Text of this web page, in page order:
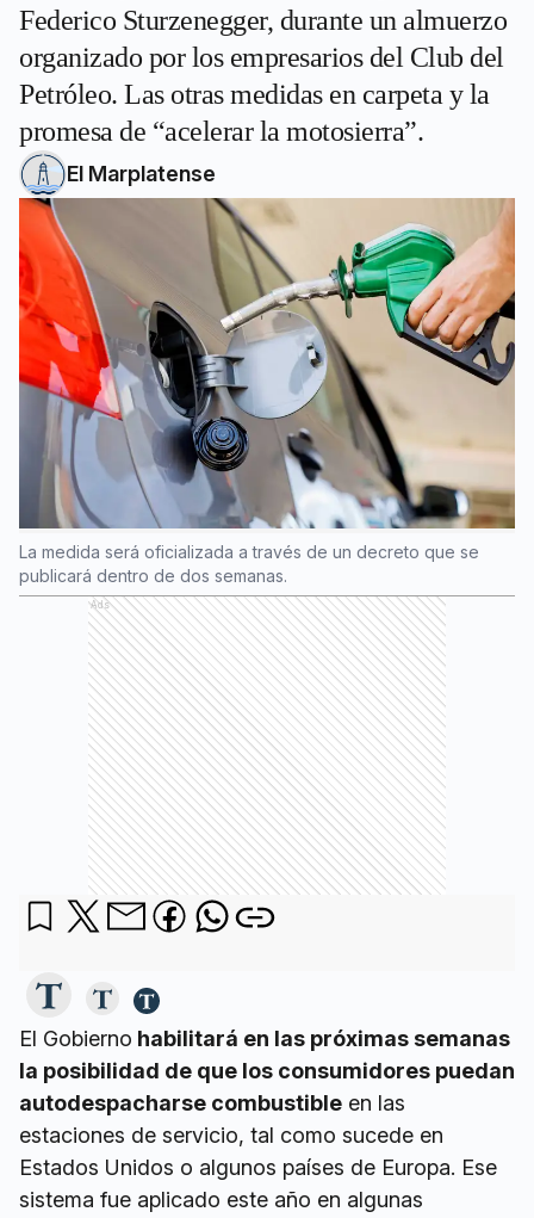
Federico Sturzenegger, durante un almuerzo
organizado por los empresarios del Club del
Petróleo. Las otras medidas en carpeta y la
promesa de “acelerar la motosierra”.
El Marplatense
La medida será oficializada a través de un decreto que se
publicará dentro de dos semanas.
Ads
El Gobierno habilitará en las próximas semanas
la posibilidad de que los consumidores puedan
autodespacharse combustible en las
estaciones de servicio, tal como sucede en
Estados Unidos o algunos países de Europa. Ese
sistema fue aplicado este año en algunas